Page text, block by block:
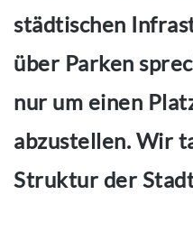
städtischen
über Parken
nur um einen
abzustellen. Wir
Struktur der